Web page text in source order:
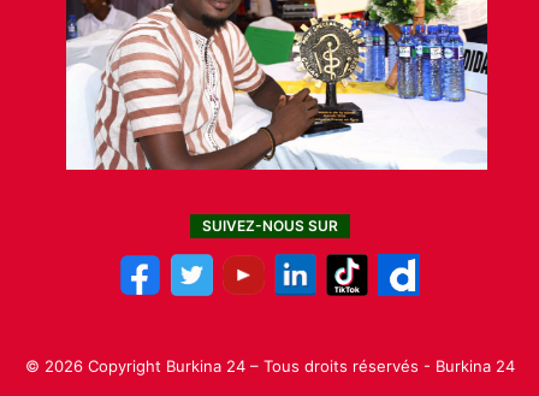
SUIVEZ-NOUS SUR
© 2026 Copyright Burkina 24 – Tous droits réservés - Burkina 24